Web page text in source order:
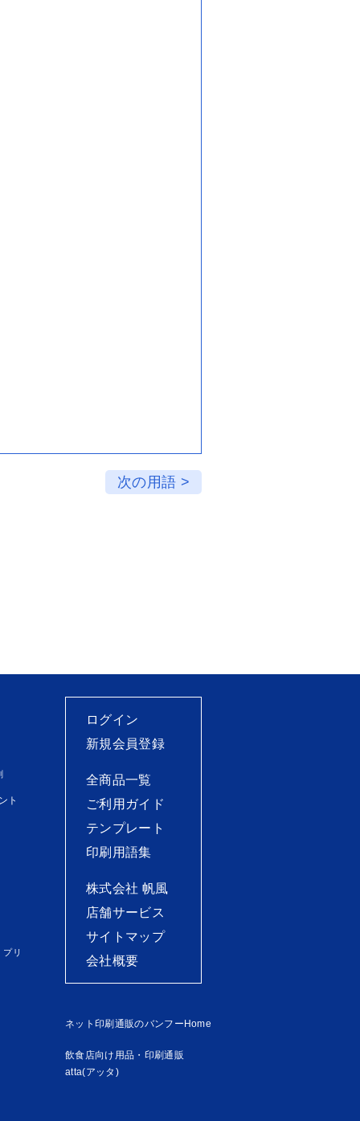
次の用語 >
ト
リ
ログイン
新規会員登録
全商品一覧
ご利用ガイド
テンプレート
印刷用語集
株式会社 帆風
店舗サービス
サイトマップ
会社概要
ネット印刷通販のバンフーHome
飲食店向け用品・印刷通販
atta(アッタ)